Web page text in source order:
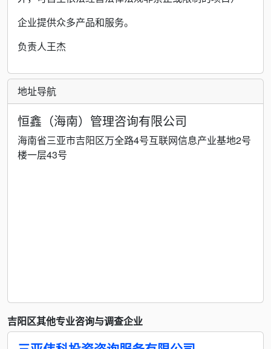
企业提供众多产品和服务。
负责人王杰
地址导航
恒鑫（海南）管理咨询有限公司
海南省三亚市吉阳区万全路4号互联网信息产业基地2号
楼一层43号
吉阳区其他专业咨询与调查企业